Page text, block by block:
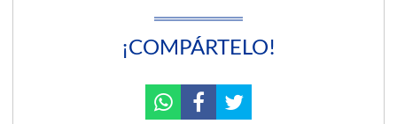
¡COMPÁRTELO!